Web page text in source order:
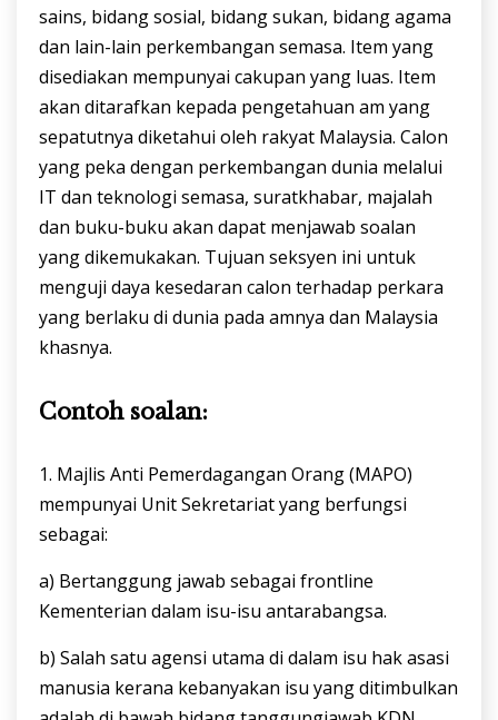
sains, bidang sosial, bidang sukan, bidang agama
dan lain-lain perkembangan semasa. Item yang
disediakan mempunyai cakupan yang luas. Item
akan ditarafkan kepada pengetahuan am yang
sepatutnya diketahui oleh rakyat Malaysia. Calon
yang peka dengan perkembangan dunia melalui
IT dan teknologi semasa, suratkhabar, majalah
dan buku-buku akan dapat menjawab soalan
yang dikemukakan. Tujuan seksyen ini untuk
menguji daya kesedaran calon terhadap perkara
yang berlaku di dunia pada amnya dan Malaysia
khasnya.
Contoh soalan:
1. Majlis Anti Pemerdagangan Orang (MAPO)
mempunyai Unit Sekretariat yang berfungsi
sebagai:
a) Bertanggung jawab sebagai frontline
Kementerian dalam isu-isu antarabangsa.
b) Salah satu agensi utama di dalam isu hak asasi
manusia kerana kebanyakan isu yang ditimbulkan